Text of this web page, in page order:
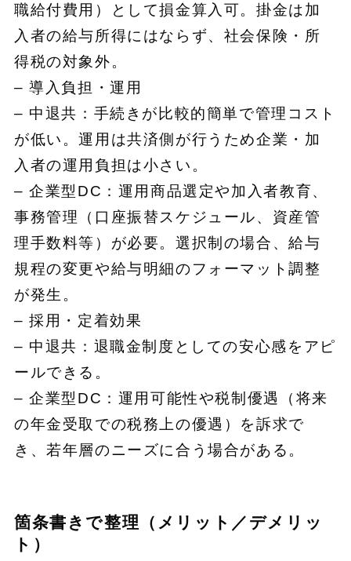
職給付費用）として損金算入可。掛金は加
入者の給与所得にはならず、社会保険・所
得税の対象外。
– 導入負担・運用
– 中退共：手続きが比較的簡単で管理コスト
が低い。運用は共済側が行うため企業・加
入者の運用負担は小さい。
– 企業型DC：運用商品選定や加入者教育、
事務管理（口座振替スケジュール、資産管
理手数料等）が必要。選択制の場合、給与
規程の変更や給与明細のフォーマット調整
が発生。
– 採用・定着効果
– 中退共：退職金制度としての安心感をアピ
ールできる。
– 企業型DC：運用可能性や税制優遇（将来
の年金受取での税務上の優遇）を訴求で
き、若年層のニーズに合う場合がある。
箇条書きで整理（メリット／デメリッ
ト）